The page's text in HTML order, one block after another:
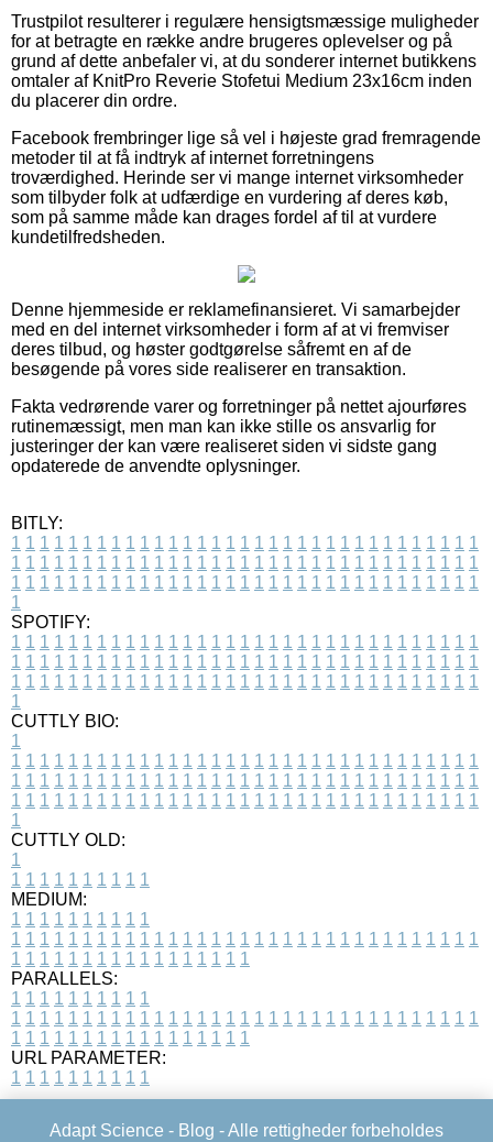
Trustpilot resulterer i regulære hensigtsmæssige muligheder
for at betragte en række andre brugeres oplevelser og på
grund af dette anbefaler vi, at du sonderer internet butikkens
omtaler af KnitPro Reverie Stofetui Medium 23x16cm inden
du placerer din ordre.
Facebook frembringer lige så vel i højeste grad fremragende
metoder til at få indtryk af internet forretningens
troværdighed. Herinde ser vi mange internet virksomheder
som tilbyder folk at udfærdige en vurdering af deres køb,
som på samme måde kan drages fordel af til at vurdere
kundetilfredsheden.
Denne hjemmeside er reklamefinansieret. Vi samarbejder
med en del internet virksomheder i form af at vi fremviser
deres tilbud, og høster godtgørelse såfremt en af de
besøgende på vores side realiserer en transaktion.
Fakta vedrørende varer og forretninger på nettet ajourføres
rutinemæssigt, men man kan ikke stille os ansvarlig for
justeringer der kan være realiseret siden vi sidste gang
opdaterede de anvendte oplysninger.
BITLY:
1 1 1 1 1 1 1 1 1 1 1 1 1 1 1 1 1 1 1 1 1 1 1 1 1 1 1 1 1 1 1 1 1
1 1 1 1 1 1 1 1 1 1 1 1 1 1 1 1 1 1 1 1 1 1 1 1 1 1 1 1 1 1 1 1 1
1 1 1 1 1 1 1 1 1 1 1 1 1 1 1 1 1 1 1 1 1 1 1 1 1 1 1 1 1 1 1 1 1
1
SPOTIFY:
1 1 1 1 1 1 1 1 1 1 1 1 1 1 1 1 1 1 1 1 1 1 1 1 1 1 1 1 1 1 1 1 1
1 1 1 1 1 1 1 1 1 1 1 1 1 1 1 1 1 1 1 1 1 1 1 1 1 1 1 1 1 1 1 1 1
1 1 1 1 1 1 1 1 1 1 1 1 1 1 1 1 1 1 1 1 1 1 1 1 1 1 1 1 1 1 1 1 1
1
CUTTLY BIO:
1
1 1 1 1 1 1 1 1 1 1 1 1 1 1 1 1 1 1 1 1 1 1 1 1 1 1 1 1 1 1 1 1 1
1 1 1 1 1 1 1 1 1 1 1 1 1 1 1 1 1 1 1 1 1 1 1 1 1 1 1 1 1 1 1 1 1
1 1 1 1 1 1 1 1 1 1 1 1 1 1 1 1 1 1 1 1 1 1 1 1 1 1 1 1 1 1 1 1 1
1
CUTTLY OLD:
1
1 1 1 1 1 1 1 1 1 1
MEDIUM:
1 1 1 1 1 1 1 1 1 1
1 1 1 1 1 1 1 1 1 1 1 1 1 1 1 1 1 1 1 1 1 1 1 1 1 1 1 1 1 1 1 1 1
1 1 1 1 1 1 1 1 1 1 1 1 1 1 1 1 1
PARALLELS:
1 1 1 1 1 1 1 1 1 1
1 1 1 1 1 1 1 1 1 1 1 1 1 1 1 1 1 1 1 1 1 1 1 1 1 1 1 1 1 1 1 1 1
1 1 1 1 1 1 1 1 1 1 1 1 1 1 1 1 1
URL PARAMETER:
1 1 1 1 1 1 1 1 1 1
Adapt Science - Blog - Alle rettigheder forbeholdes